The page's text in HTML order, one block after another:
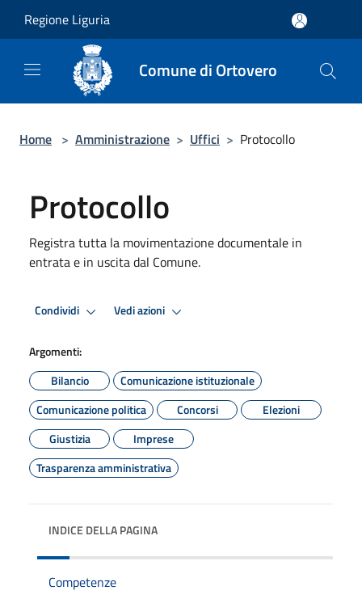
Regione Liguria
Comune di Ortovero
Home > Amministrazione > Uffici > Protocollo
Protocollo
Registra tutta la movimentazione documentale in
entrata e in uscita dal Comune.
Condividi Vedi azioni
Argomenti:
Bilancio
Comunicazione istituzionale
Comunicazione politica
Concorsi
Elezioni
Giustizia
Imprese
Trasparenza amministrativa
INDICE DELLA PAGINA
Competenze